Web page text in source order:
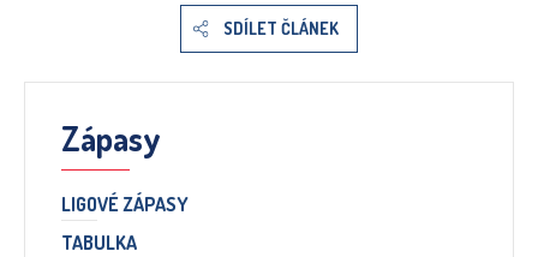
SDÍLET ČLÁNEK
Zápasy
LIGOVÉ ZÁPASY
TABULKA